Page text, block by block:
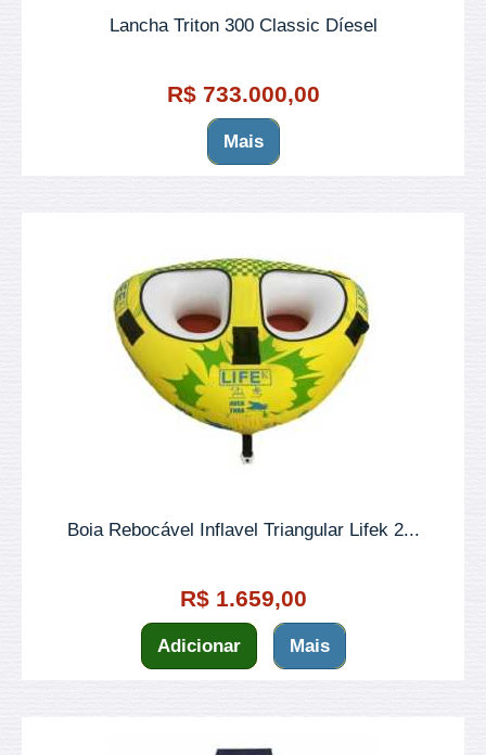
Lancha Triton 300 Classic Díesel
R$ 733.000,00
Mais
Boia Rebocável Inflavel Triangular Lifek 2...
R$ 1.659,00
Adicionar Mais